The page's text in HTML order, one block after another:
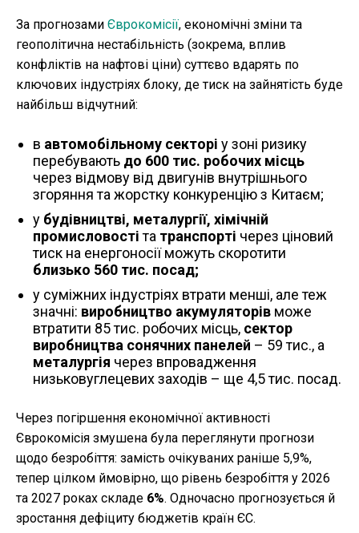
За прогнозами Єврокомісії, економічні зміни та
геополітична нестабільність (зокрема, вплив
конфліктів на нафтові ціни) суттєво вдарять по
ключових індустріях блоку, де тиск на зайнятість буде
найбільш відчутний:
в автомобільному секторі у зоні ризику
перебувають до 600 тис. робочих місць
через відмову від двигунів внутрішнього
згоряння та жорстку конкуренцію з Китаєм;
у будівництві, металургії, хімічній
промисловостіта транспорті через ціновий
тиск на енергоносії можуть скоротити
близько 560 тис. посад;
у суміжних індустріях втрати менші, але теж
значні: виробництво акумуляторів може
втратити 85 тис. робочих місць, сектор
виробництва сонячних панелей – 59 тис., а
металургія через впровадження
низьковуглецевих заходів – ще 4,5 тис. посад.
Через погіршення економічної активності
Єврокомісія змушена була переглянути прогнози
щодо безробіття: замість очікуваних раніше 5,9%,
тепер цілком ймовірно, що рівень безробіття у 2026
та 2027 роках складе 6%. Одночасно прогнозується й
зростання дефіциту бюджетів країн ЄС.